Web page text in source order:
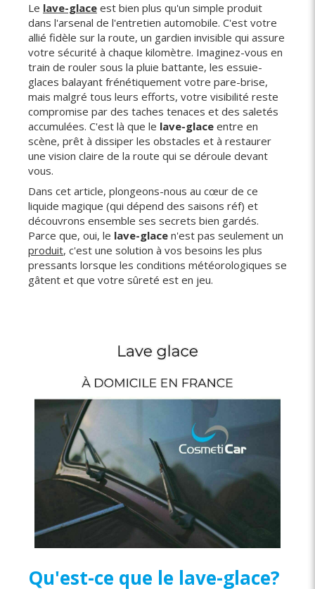
Le lave-glace est bien plus qu'un simple produit
dans l'arsenal de l'entretien automobile. C'est votre
allié fidèle sur la route, un gardien invisible qui assure
votre sécurité à chaque kilomètre. Imaginez-vous en
train de rouler sous la pluie battante, les essuie-
glaces balayant frénétiquement votre pare-brise,
mais malgré tous leurs efforts, votre visibilité reste
compromise par des taches tenaces et des saletés
accumulées. C'est là que le lave-glace entre en
scène, prêt à dissiper les obstacles et à restaurer
une vision claire de la route qui se déroule devant
vous.
Dans cet article, plongeons-nous au cœur de ce
liquide magique (qui dépend des saisons réf) et
découvrons ensemble ses secrets bien gardés.
Parce que, oui, le lave-glace n'est pas seulement un
produit, c'est une solution à vos besoins les plus
pressants lorsque les conditions météorologiques se
gâtent et que votre sûreté est en jeu.
Qu'est-ce que le lave-glace?